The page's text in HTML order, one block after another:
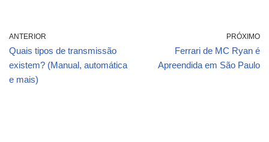
ANTERIOR
Quais tipos de transmissão
existem? (Manual, automática
e mais)
PRÓXIMO
Ferrari de MC Ryan é
Apreendida em São Paulo